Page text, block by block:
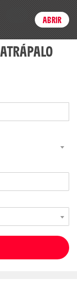
Precios enPeso
ARSCambiar moneda
Login
ABRIR